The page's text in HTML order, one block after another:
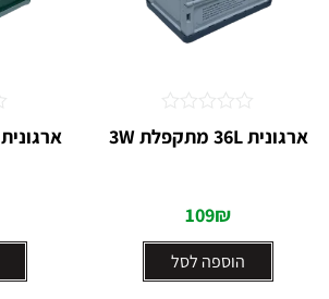
ארגונית 36L מתקפלת 3W
109₪
הוספה לסל
דורג
0
ארגונית 20L מתקפלת 3W